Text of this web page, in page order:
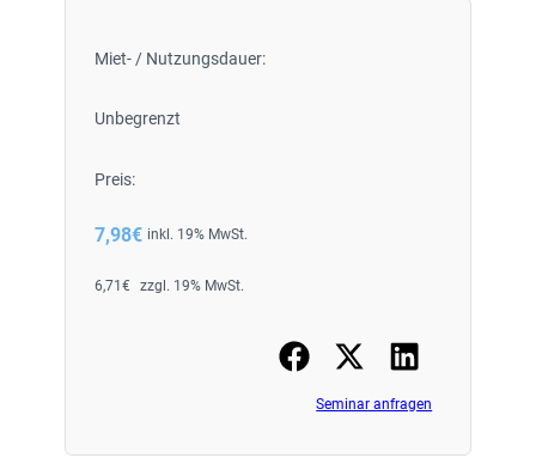
Miet- / Nutzungsdauer:
Unbegrenzt
Preis:
7,98€ inkl. 19% MwSt.
6,71 € zzgl. 19% MwSt.
Seminar anfragen